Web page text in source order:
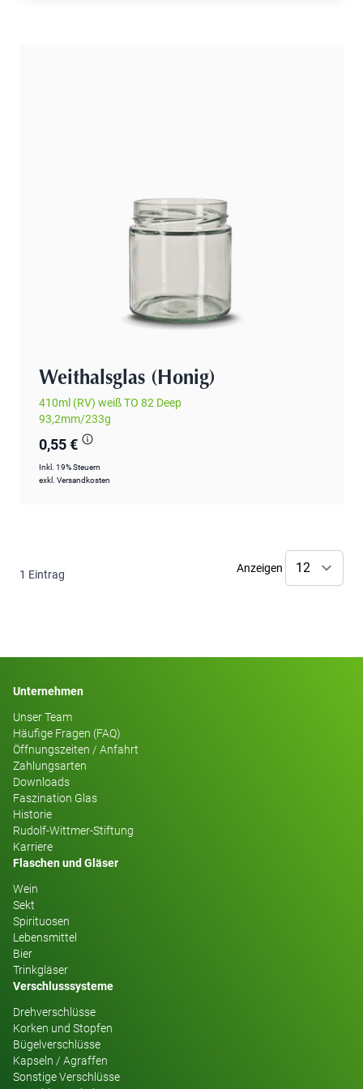
Weithalsglas (Honig)
410ml (RV) weiß TO 82 Deep
93,2mm/233g
0,55 €
Inkl. 19% Steuern
exkl. Versandkosten
1 Eintrag Anzeigen
Unternehmen
Unser Team
Häufige Fragen (FAQ)
Öffnungszeiten / Anfahrt
Zahlungsarten
Downloads
Faszination Glas
Historie
Rudolf-Wittmer-Stiftung
Karriere
Flaschen und Gläser
Wein
Sekt
Spirituosen
Lebensmittel
Bier
Trinkgläser
Verschlusssysteme
Drehverschlüsse
Korken und Stopfen
Bügelverschlüsse
Kapseln / Agraffen
Sonstige Verschlüsse